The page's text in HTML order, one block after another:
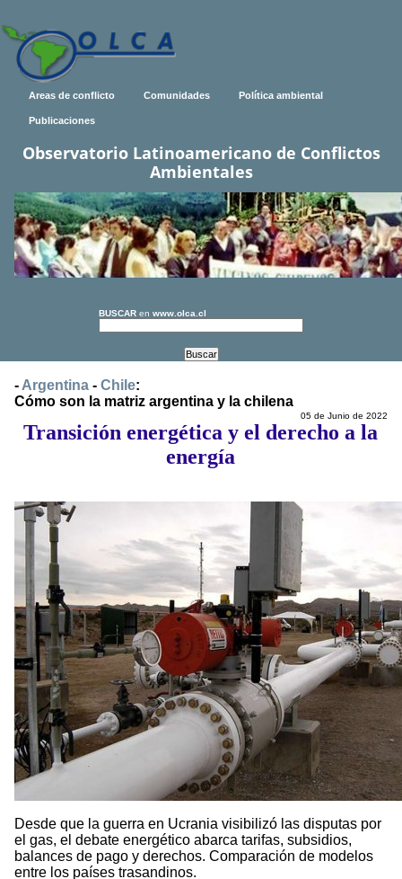
Areas de conflicto Comunidades Política ambiental
Publicaciones
Observatorio Latinoamericano de Conflictos
Ambientales
BUSCAR en www.olca.cl
- Argentina - Chile:
Cómo son la matriz argentina y la chilena
05 de Junio de 2022
Transición energética y el derecho a la
energía
Desde que la guerra en Ucrania visibilizó las disputas por
el gas, el debate energético abarca tarifas, subsidios,
balances de pago y derechos. Comparación de modelos
entre los países trasandinos.